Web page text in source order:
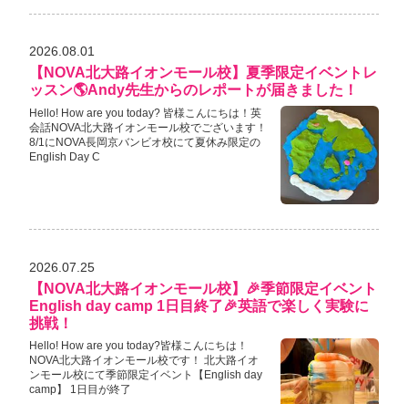
【NOVA北大路イオンモール校】夏季限定イベントレ
ッスン🌎Andy先生からのレポートが届きました！
2026.08.01
Hello! How are you today? 皆様こんにちは！英
会話NOVA北大路イオンモール校でございます！
8/1にNOVA長岡京バンビオ校にて夏休み限定の
English Day C
【NOVA北大路イオンモール校】🎉季節限定イベント
English day camp 1日目終了🎉英語で楽しく実験に
挑戦！
2026.07.25
Hello! How are you today?皆様こんにちは！
NOVA北大路イオンモール校です！ 北大路イオ
ンモール校にて季節限定イベント【English day
camp】 1日目が終了